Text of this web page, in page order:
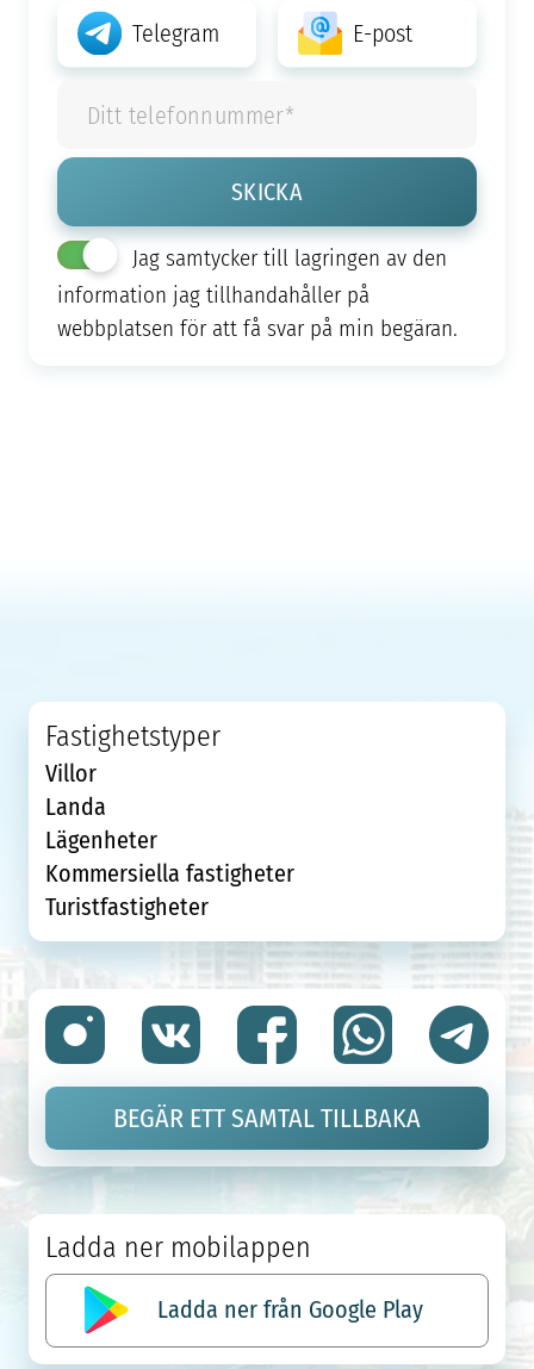
Telegram E-post
Jag samtycker till lagringen av den
information jag tillhandahåller på
webbplatsen för att få svar på min begäran.
Ladda ner mobilappen
Ladda ner från Google Play
Fastighetstyper
Villor
Landa
Lägenheter
Kommersiella fastigheter
Turistfastigheter
BEGÄR ETT SAMTAL TILLBAKA